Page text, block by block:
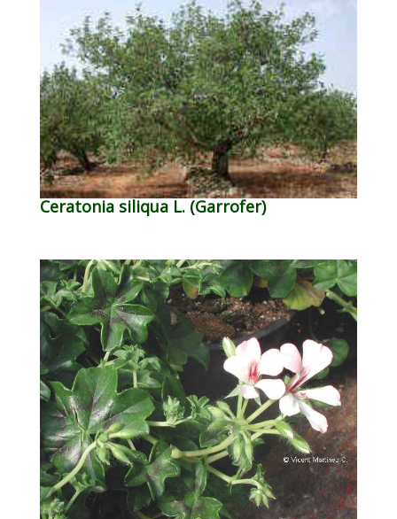
Ceratonia siliqua L. (Garrofer)